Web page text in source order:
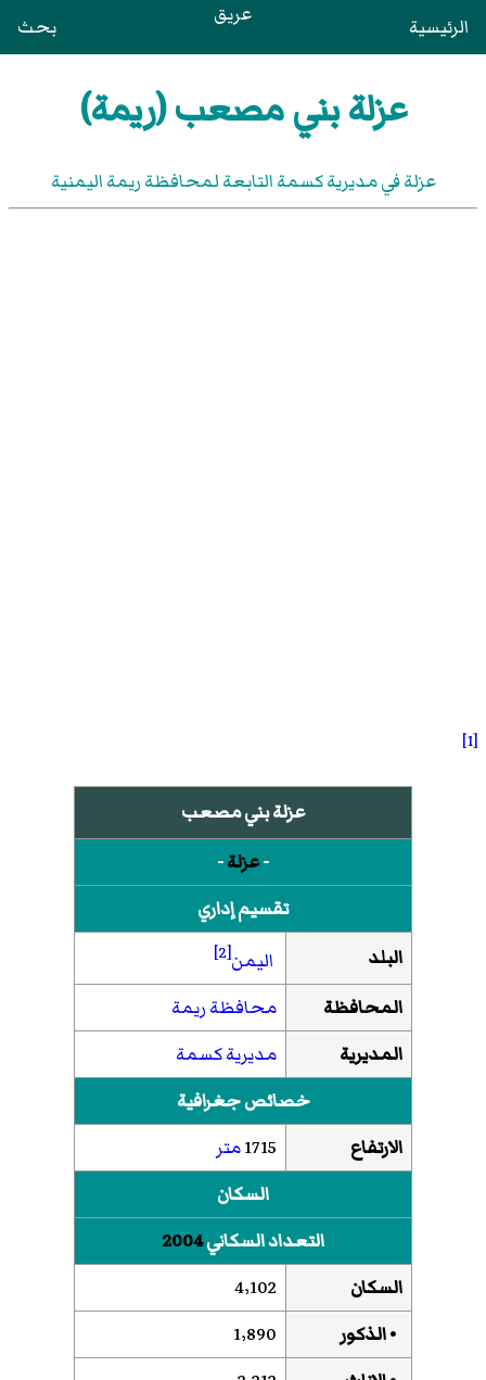
الرئيسية عريق بحث
عزلة بني مصعب (ريمة)
عزلة في مديرية كسمة التابعة لمحافظة ريمة اليمنية
[1]
عزلة بني مصعب
-عزلة-
تقسيم إداري
البلد
اليمن[2]
المحافظة
محافظة ريمة
المديرية
مديرية كسمة
خصائص جغرافية
الارتفاع
1715متر
السكان
التعداد السكاني2004
السكان
4٬102
• الذكور
1٬890